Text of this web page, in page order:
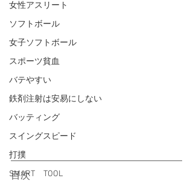
女性アスリート
ソフトボール
女子ソフトボール
スポーツ貧血
バテやすい
鉄剤注射は安易にしない
バッティング
スイングスピード
打撲
SMART TOOL
目次